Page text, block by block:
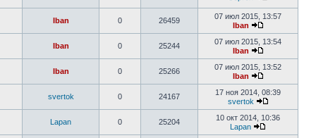
Iban 0 26459
07 июл 2015, 13:57
Iban
Iban 0 25244
07 июл 2015, 13:54
Iban
Iban 0 25266
07 июл 2015, 13:52
Iban
svertok 0 24167
17 ноя 2014, 08:39
svertok
Lapan 0 25204
10 окт 2014, 10:36
Lapan